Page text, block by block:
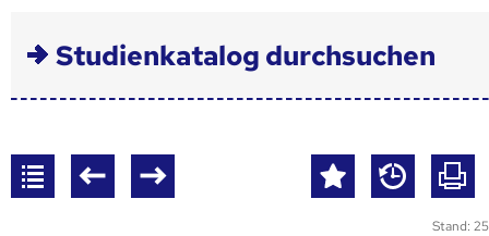
Studienkatalog durchsuchen
Stand: